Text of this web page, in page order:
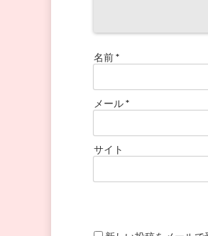
名前*
メール*
サイト